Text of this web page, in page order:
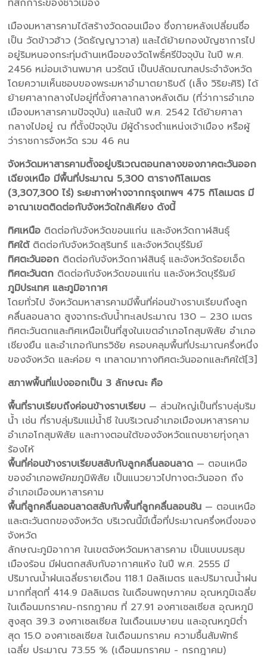
ที่สักการะของชาวเมือง
เมืองมหาสารคามได้สร้างวัดดอนเมือง ซึ่งภายหลังเปลี่ยนชื่อ
เป็น วัดข้าวฮ้าว (วัดธัญญาวาส) และได้ย้ายกองบัญชาการไป
อยู่ริมหนองกระทุ่มด้านเหนือของวัดโพธิ์ศรีปัจจุบัน ในปี พ.ศ.
2456 หม่อมเจ้านพมาศ นวรัตน์ เป็นปลัดมณฑลประจำจังหวัด
โดยความเห็นชอบของพระมหาอำมาตยาธิบดี (เส็ง วิริยะศิริ) ได้
ย้ายศาลากลางไปอยู่ที่ตั้งศาลากลางหลังเดิม (ที่ว่าการอำเภอ
เมืองมหาสารคามปัจจุบัน) และในปี พ.ศ. 2542 ได้ย้ายศาลา
กลางไปอยู่ ณ ที่ตั้งปัจจุบัน มีผู้ดำรงตำแหน่งเจ้าเมือง หรือผู้
ว่าราชการจังหวัด รวม 46 คน
จังหวัดมหาสารคามตั้งอยู่บริเวณตอนกลางของภาคตะวันออก
เฉียงเหนือ มีพื้นที่ประมาณ 5,300 ตารางกิโลเมตร
(3,307,300 ไร่) ระยะทางห่างจากกรุงเทพฯ 475 กิโลเมตร มี
อาณาเขตติดต่อกับจังหวัดใกล้เคียง ดังนี้
ทิศเหนือ ติดต่อกับจังหวัดขอนแก่น และจังหวัดกาฬสินธุ์
ทิศใต้ติดต่อกับจังหวัดสุรินทร์ และจังหวัดบุรีรัมย์
ทิศตะวันออก ติดต่อกับจังหวัดกาฬสินธุ์ และจังหวัดร้อยเอ็ด
ทิศตะวันตก ติดต่อกับจังหวัดขอนแก่น และจังหวัดบุรีรัมย์
ภูมิประเทศ และภูมิอากาศ
โดยทั่วไป จังหวัดมหาสารคามมีพื้นที่ค่อนข้างราบเรียบถึงลูก
คลื่นลอนลาด สูงจากระดับน้ำทะเลประมาณ 130 – 230 เมตร
ทิศตะวันตกและทิศเหนือเป็นที่สูงในเขตอำเภอโกสุมพิสัย อำเภอ
เชียงยืน และอำเภอกันทรวิชัย ครอบคลุมพื้นที่ประมาณครึ่งหนึ่ง
ของจังหวัด และค่อย ๆ เทลาดมาทางทิศตะวันออกและทิศใต้[3]
สภาพพื้นที่แบ่งออกเป็น 3 ลักษณะ คือ
พื้นที่ราบเรียบถึงค่อนข้างราบเรียบ — ส่วนใหญ่เป็นที่ราบลุ่มริม
น้ำ เช่น ที่ราบลุ่มริมแม่น้ำชี ในบริเวณอำเภอเมืองมหาสารคาม
อำเภอโกสุมพิสัย และทางตอนใต้ของจังหวัดแถบชายทุ่งกุลา
ร้องไห้
พื้นที่ค่อนข้างราบเรียบสลับกับลูกคลื่นลอนลาด — ตอนเหนือ
ของอำเภอพยัคฆภูมิพิสัย เป็นแนวยาวไปทางตะวันออก ถึง
อำเภอเมืองมหาสารคาม
พื้นที่ลูกคลื่นลอนลาดสลับกับพื้นที่ลูกคลื่นลอนชัน — ตอนเหนือ
และตะวันตกของจังหวัด บริเวณนี้มีเนื้อที่ประมาณครึ่งหนึ่งของ
จังหวัด
ลักษณะภูมิอากาศ ในเขตจังหวัดมหาสารคาม เป็นแบบมรสุม
เมืองร้อน มีฝนตกสลับกับอากาศแห้ง ในปี พ.ศ. 2555 มี
ปริมาณน้ำฝนเฉลี่ยรายเดือน 118.1 มิลลิเมตร และปริมาณน้ำฝน
มากที่สุดที่ 414.9 มิลลิเมตร ในเดือนพฤษภาคม อุณหภูมิเฉลี่ย
ในเดือนมกราคม-กรกฎาคม ที่ 27.91 องศาเซลเซียส อุณหภูมิ
สูงสุด 39.3 องศาเซลเซียส ในเดือนเมษายน และอุณหภูมิต่ำ
สุด 15.0 องศาเซลเซียส ในเดือนมกราคม ความชื้นสัมพัทธ์
เฉลี่ย ประมาณ 73.55 % (เดือนมกราคม - กรกฎาคม)